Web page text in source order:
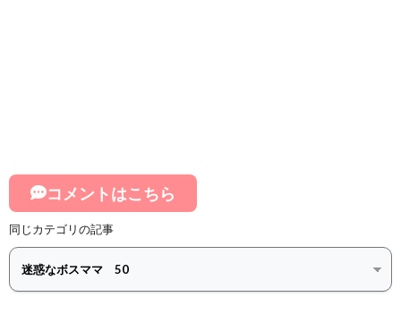
コメントはこちら
同じカテゴリの記事